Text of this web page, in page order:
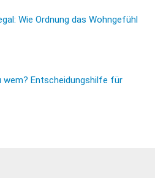
Wie Ordnung das Wohngefühl
Entscheidungshilfe für